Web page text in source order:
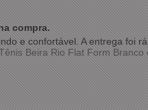
compra.
e confortável. A entrega foi
Beira Rio Flat Form Branco